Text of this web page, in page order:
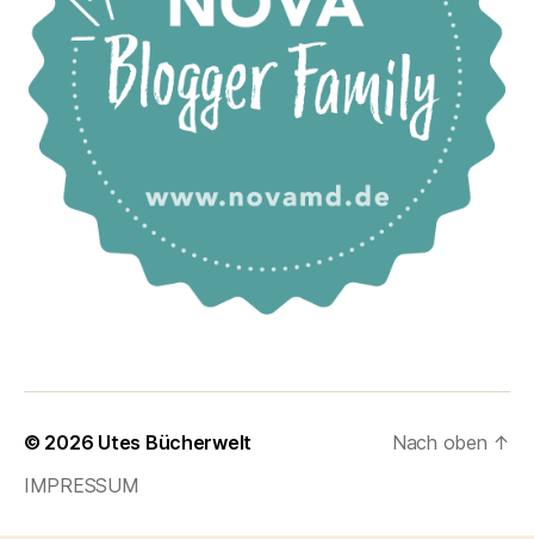
© 2026 Utes Bücherwelt
IMPRESSUM
Nach oben ↑